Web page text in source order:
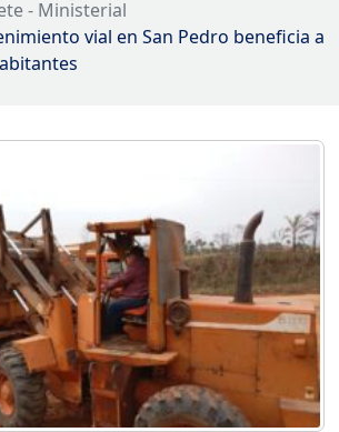
- Ministerial
vial en San Pedro beneficia a